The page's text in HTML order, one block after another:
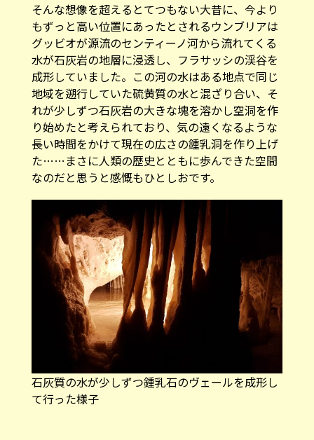
そんな想像を超えるとてつもない大昔に、今より
もずっと高い位置にあったとされるウンブリアは
グッビオが源流のセンティーノ河から流れてくる
水が石灰岩の地層に浸透し、フラサッシの渓谷を
成形していました。この河の水はある地点で同じ
地域を遡行していた硫黄質の水と混ざり合い、そ
れが少しずつ石灰岩の大きな塊を溶かし空洞を作
り始めたと考えられており、気の遠くなるような
長い時間をかけて現在の広さの鍾乳洞を作り上げ
た……まさに人類の歴史とともに歩んできた空間
なのだと思うと感慨もひとしおです。
石灰質の水が少しずつ鍾乳石のヴェールを成形し
て行った様子